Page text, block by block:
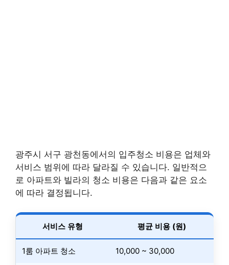
광주시 서구 광천동에서의 입주청소 비용은 업체와
서비스 범위에 따라 달라질 수 있습니다. 일반적으
로 아파트와 빌라의 청소 비용은 다음과 같은 요소
에 따라 결정됩니다.
서비스 유형 평균 비용 (원)
1룸 아파트 청소 10,000 ~ 30,000